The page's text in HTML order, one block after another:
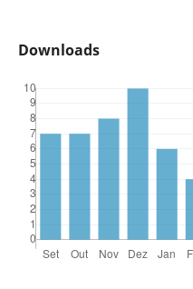
Downloads